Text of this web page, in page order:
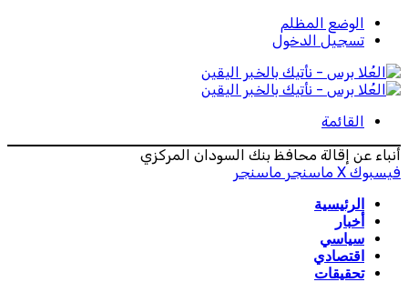
الوضع المظلم
تسجيل الدخول
القائمة
أنباء عن إقالة محافظ بنك السودان المركزي
فيسبوك ‫X ماسنجر ماسنجر
الرئيسية
أخبار
سياسي
اقتصادي
تحقيقات